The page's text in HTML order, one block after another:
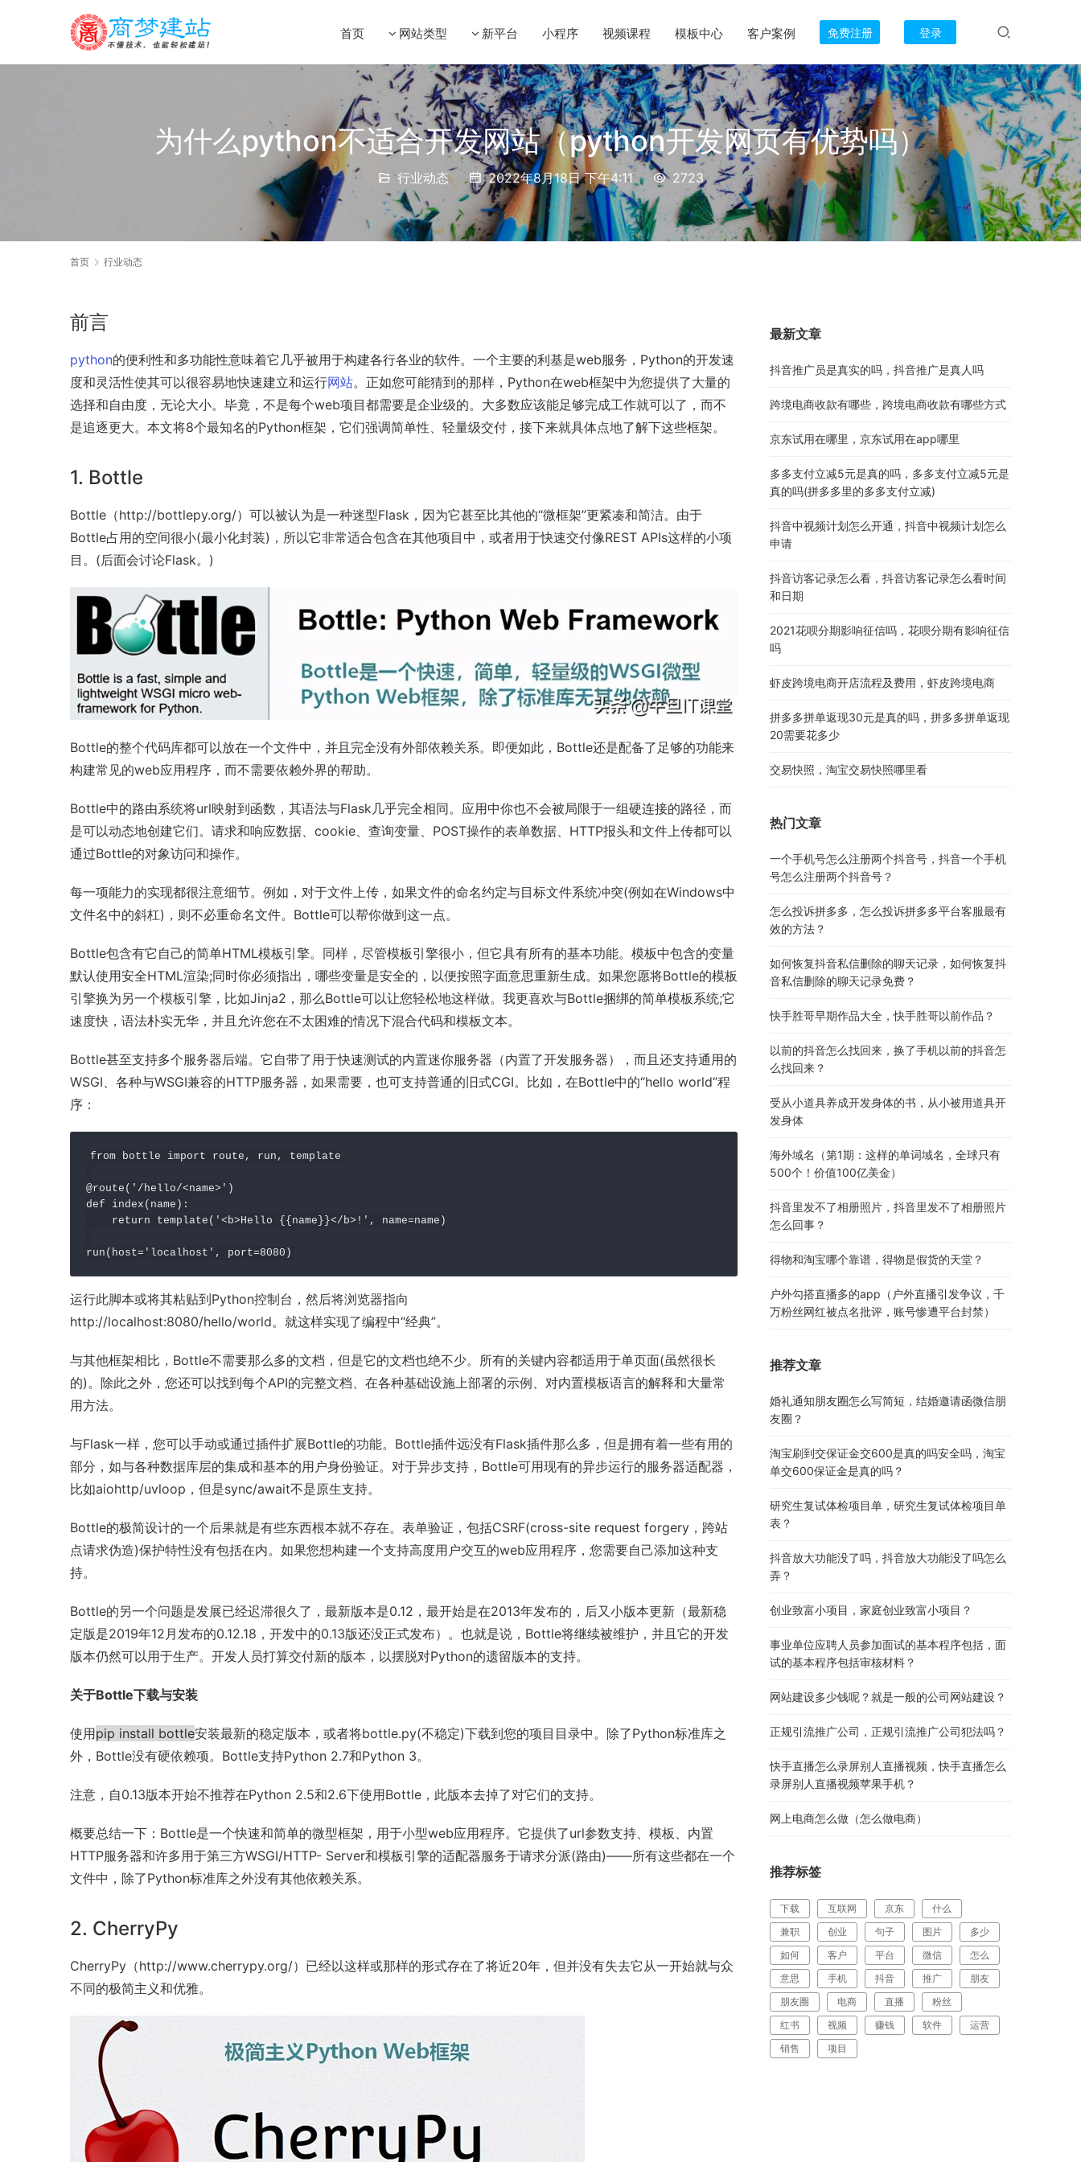
首页 网站类型 新平台 小程序 视频课程 模板中心 客户案例 免费注册 登录
为什么python不适合开发网站（python开发网页有优势吗）
行业动态 2022年8月18日 下午4:11 2723
首页 行业动态
前言
python的便利性和多功能性意味着它几乎被用于构建各行各业的软件。一个主要的利基是web服务，Python的开发速
度和灵活性使其可以很容易地快速建立和运行网站。正如您可能猜到的那样，Python在web框架中为您提供了大量的
选择和自由度，无论大小。毕竟，不是每个web项目都需要是企业级的。大多数应该能足够完成工作就可以了，而不
是追逐更大。本文将8个最知名的Python框架，它们强调简单性、轻量级交付，接下来就具体点地了解下这些框架。
1. Bottle
Bottle（http://bottlepy.org/）可以被认为是一种迷型Flask ，因为它甚至比其他的“微框架”更紧凑和简洁。由于
Bottle占用的空间很小(最小化封装)，所以它非常适合包含在其他项目中，或者用于快速交付像REST APIs这样的小项
目。(后面会讨论Flask。)
Bottle的整个代码库都可以放在一个文件中，并且完全没有外部依赖关系。即便如此，Bottle还是配备了足够的功能来
构建常见的web应用程序，而不需要依赖外界的帮助。
Bottle中的路由系统将url映射到函数，其语法与Flask几乎完全相同。应用中你也不会被局限于一组硬连接的路径，而
是可以动态地创建它们。请求和响应数据、 cookie、查询变量、POST操作的表单数据、HTTP报头和文件上传都可以
通过Bottle的对象访问和操作。
每一项能力的实现都很注意细节。例如，对于文件上传，如果文件的命名约定与目标文件系统冲突(例如在Windows中
文件名中的斜杠)，则不必重命名文件。Bottle可以帮你做到这一点。
Bottle包含有它自己的简单HTML模板引擎。同样，尽管模板引擎很小，但它具有所有的基本功能。模板中包含的变量
默认使用安全HTML渲染;同时你必须指出，哪些变量是安全的，以便按照字面意思重新生成。如果您愿将Bottle的模板
引擎换为另一个模板引擎，比如Jinja2 ，那么Bottle可以让您轻松地这样做。我更喜欢与Bottle捆绑的简单模板系统;它
速度快，语法朴实无华，并且允许您在不太困难的情况下混合代码和模板文本。
Bottle甚至支持多个服务器后端。它自带了用于快速测试的内置迷你服务器（内置了开发服务器），而且还支持通用的
WSGI、各种与WSGI兼容的HTTP服务器，如果需要，也可支持普通的旧式CGI。比如，在Bottle中的“hello world”程
序：
from bottle import route, run, template
@route('/hello/<name>')
def index(name):
    return template('<b>Hello {{name}}</b>!', name=name)
run(host='localhost', port=8080)
运行此脚本或将其粘贴到Python控制台，然后将浏览器指向
http://localhost:8080/hello/world。就这样实现了编程中“经典”。
与其他框架相比，Bottle不需要那么多的文档，但是它的文档也绝不少。所有的关键内容都适用于单页面(虽然很长
的)。除此之外，您还可以找到每个API的完整文档、在各种基础设施上部署的示例、对内置模板语言的解释和大量常
用方法。
与Flask一样，您可以手动或通过插件扩展Bottle的功能。Bottle插件远没有Flask插件那么多，但是拥有着一些有用的
部分，如与各种数据库层的集成和基本的用户身份验证。对于异步支持，Bottle可用现有的异步运行的服务器适配器，
比如aiohttp/uvloop，但是sync/await不是原生支持。
Bottle的极简设计的一个后果就是有些东西根本就不存在。表单验证，包括CSRF(cross-site request forgery，跨站
点请求伪造)保护特性没有包括在内。如果您想构建一个支持高度用户交互的web应用程序，您需要自己添加这种支
持。
Bottle的另一个问题是发展已经迟滞很久了，最新版本是0.12，最开始是在2013年发布的，后又小版本更新（最新稳
定版是2019年12月发布的0.12.18，开发中的0.13版还没正式发布）。也就是说，Bottle将继续被维护，并且它的开发
版本仍然可以用于生产。开发人员打算交付新的版本，以摆脱对Python的遗留版本的支持。
关于Bottle下载与安装
使用pip install bottle安装最新的稳定版本，或者将bottle.py(不稳定)下载到您的项目目录中。除了Python标准库之
外，Bottle没有硬依赖项。Bottle支持Python 2.7和Python 3。
注意，自0.13版本开始不推荐在Python 2.5和2.6下使用Bottle，此版本去掉了对它们的支持。
概要总结一下：Bottle是一个快速和简单的微型框架，用于小型web应用程序。它提供了url参数支持、模板、内置
HTTP服务器和许多用于第三方WSGI/HTTP- Server和模板引擎的适配器服务于请求分派(路由)——所有这些都在一个
文件中，除了Python标准库之外没有其他依赖关系。
2. CherryPy
CherryPy（http://www.cherrypy.org/）已经以这样或那样的形式存在了将近20年，但并没有失去它从一开始就与众
不同的极简主义和优雅。
最新文章
抖音推广员是真实的吗，抖音推广是真人吗
跨境电商收款有哪些，跨境电商收款有哪些方式
京东试用在哪里，京东试用在app哪里
多多支付立减5元是真的吗，多多支付立减5元是
真的吗(拼多多里的多多支付立减)
抖音中视频计划怎么开通，抖音中视频计划怎么
申请
抖音访客记录怎么看，抖音访客记录怎么看时间
和日期
2021花呗分期影响征信吗，花呗分期有影响征信
吗
虾皮跨境电商开店流程及费用，虾皮跨境电商
拼多多拼单返现30元是真的吗，拼多多拼单返现
20需要花多少
交易快照，淘宝交易快照哪里看
热门文章
一个手机号怎么注册两个抖音号，抖音一个手机
号怎么注册两个抖音号？
怎么投诉拼多多，怎么投诉拼多多平台客服最有
效的方法？
如何恢复抖音私信删除的聊天记录，如何恢复抖
音私信删除的聊天记录免费？
快手胜哥早期作品大全，快手胜哥以前作品？
以前的抖音怎么找回来，换了手机以前的抖音怎
么找回来？
受从小道具养成开发身体的书，从小被用道具开
发身体
海外域名（第1期：这样的单词域名，全球只有
500个！价值100亿美金）
抖音里发不了相册照片，抖音里发不了相册照片
怎么回事？
得物和淘宝哪个靠谱，得物是假货的天堂？
户外勾搭直播多的app（户外直播引发争议，千
万粉丝网红被点名批评，账号惨遭平台封禁）
推荐文章
婚礼通知朋友圈怎么写简短，结婚邀请函微信朋
友圈？
淘宝刷到交保证金交600是真的吗安全吗，淘宝
单交600保证金是真的吗？
研究生复试体检项目单，研究生复试体检项目单
表？
抖音放大功能没了吗，抖音放大功能没了吗怎么
弄？
创业致富小项目，家庭创业致富小项目？
事业单位应聘人员参加面试的基本程序包括，面
试的基本程序包括审核材料？
网站建设多少钱呢？就是一般的公司网站建设？
正规引流推广公司，正规引流推广公司犯法吗？
快手直播怎么录屏别人直播视频，快手直播怎么
录屏别人直播视频苹果手机？
网上电商怎么做（怎么做电商）
推荐标签
下载 互联网 京东
什么
兼职
创业 句子 图片
多少
如何
客户 平台 微信
怎么
意思
手机 抖音 推广
朋友
朋友圈
电商 直播
粉丝
红书
视频 赚钱 软件
运营
销售
项目